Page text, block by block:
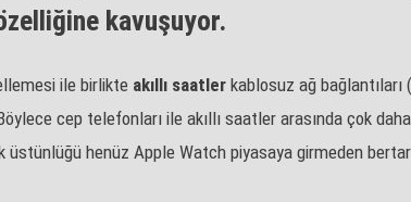
kavuşuyor.
ile birlikte akıllı saatler kablosuz ağ
cep telefonları ile akıllı saatler arasında çok
üstünlüğü henüz Apple Watch piyasaya girmeden